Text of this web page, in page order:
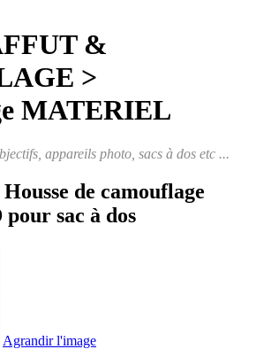
&
>
MATERIEL
appareils photo, sacs à dos etc ...
de camouflage
sac à dos
Agrandir l'image